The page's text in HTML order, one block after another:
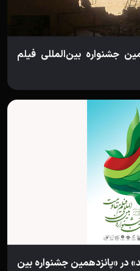
جشنواره بین‌المللی فیلم
در «پانزدهمین جشنواره بین